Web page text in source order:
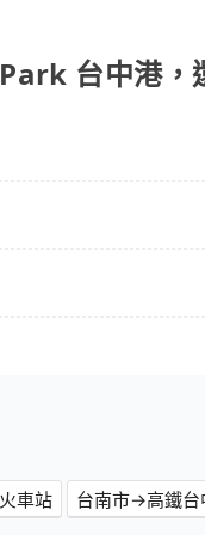
護孩童的安全，依
籠。避免影響行車安
台中港
車站 台南市→高鐵台